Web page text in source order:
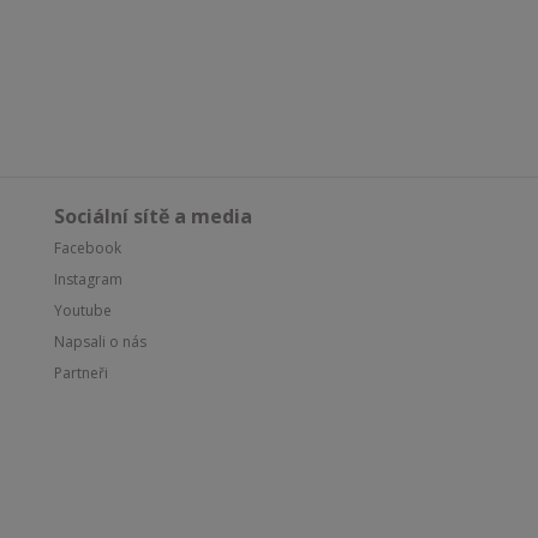
Sociální sítě a media
Facebook
Instagram
Youtube
Napsali o nás
Partneři